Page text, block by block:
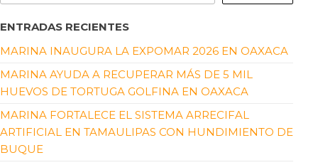
ENTRADAS RECIENTES
MARINA INAUGURA LA EXPOMAR 2026 EN OAXACA
MARINA AYUDA A RECUPERAR MÁS DE 5 MIL
HUEVOS DE TORTUGA GOLFINA EN OAXACA
MARINA FORTALECE EL SISTEMA ARRECIFAL
ARTIFICIAL EN TAMAULIPAS CON HUNDIMIENTO DE
BUQUE